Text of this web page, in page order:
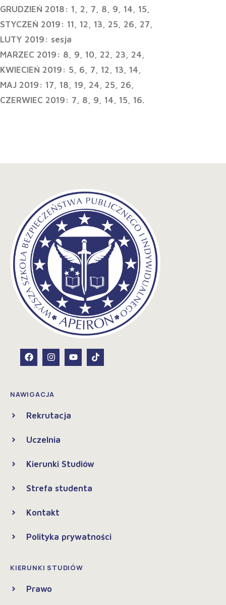
GRUDZIEŃ 2018: 1, 2, 7, 8, 9, 14, 15,
STYCZEŃ 2019: 11, 12, 13, 25, 26, 27,
LUTY 2019: sesja
MARZEC 2019: 8, 9, 10, 22, 23, 24,
KWIECIEŃ 2019: 5, 6, 7, 12, 13, 14,
MAJ 2019: 17, 18, 19, 24, 25, 26,
CZERWIEC 2019: 7, 8, 9, 14, 15, 16.
NAWIGACJA
Rekrutacja
Uczelnia
Kierunki Studiów
Strefa studenta
Kontakt
Polityka prywatności
KIERUNKI STUDIÓW
Prawo